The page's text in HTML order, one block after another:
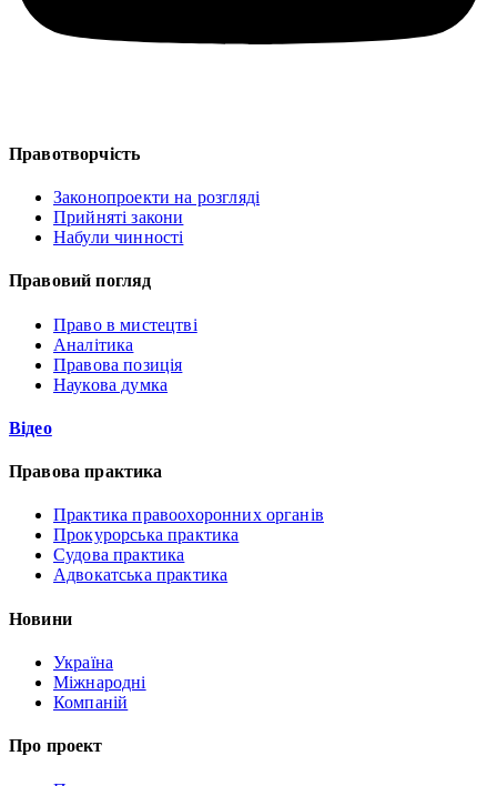
Правотворчість
Законопроекти на розгляді
Прийняті закони
Набули чинності
Правовий погляд
Право в мистецтві
Аналітика
Правова позиція
Наукова думка
Відео
Правова практика
Практика правоохоронних органів
Прокурорська практика
Судова практика
Адвокатська практика
Новини
Україна
Міжнародні
Компаній
Про проект